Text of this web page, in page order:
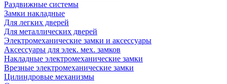
Раздвижные системы
Замки накладные
Для легких дверей
Для металлических дверей
Электромеханические замки и аксессуары
Аксессуары для элек. мех. замков
Накладные электромеханические замки
Врезные электромеханические замки
Цилиндровые механизмы